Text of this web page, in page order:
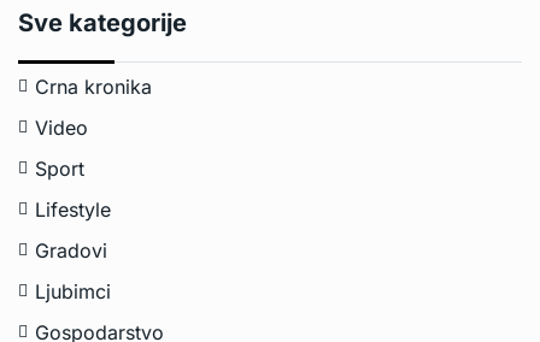
Sve kategorije
Crna kronika
Video
Sport
Lifestyle
Gradovi
Ljubimci
Gospodarstvo